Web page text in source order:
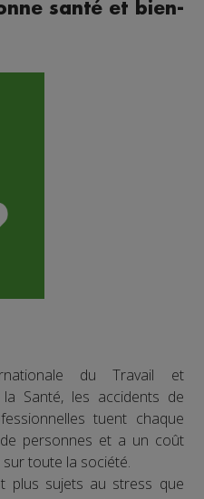
santé et bien-
du Travail et
la Santé, les accidents de
tuent chaque
personnes et a un coût
toute la société.
plus sujets au stress que